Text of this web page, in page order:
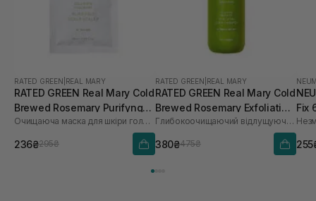
RATED GREEN REAL MARY
RATED GREEN Real Mary Cold
Brewed Rosemary Purifyng
Scalp Scaler 50 мл
Очищаюча маска для шкіри голови з морською сіллю
236₴295₴
RATED GREEN REAL MARY
RATED GREEN Real Mary Cold
Brewed Rosemary Exfoliating
Scalp Shampoo 100 мл
Глибокоочищаючий відлущуючий шампунь з соком розмарину
380₴475₴
Fix